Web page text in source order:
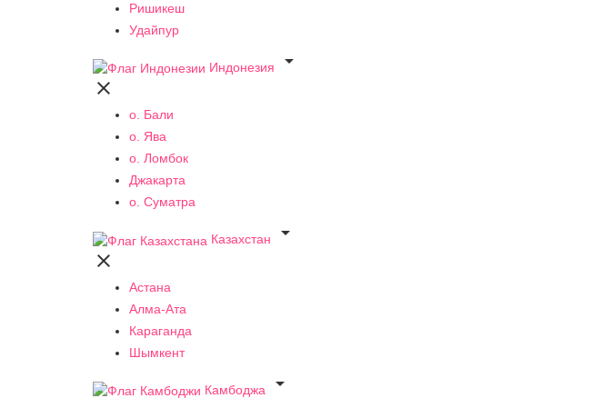
Ришикеш
Удайпур
Индонезия


о. Бали
о. Ява
о. Ломбок
Джакарта
о. Суматра
Казахстан


Астана
Алма-Ата
Караганда
Шымкент
Камбоджа
